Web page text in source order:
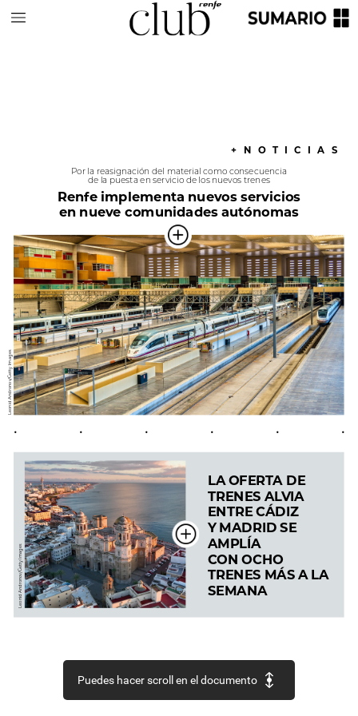
Leonid
Andronov/Getty
Images
+NOTICIAS
LAOFERTA DE
TRENES ALVIA
ENTRECÁDIZ
Y MADRID SE
AMPLÍA
CON OCHO
TRENES MÁS A LA
SEMANA
Renfe implementa nuevos servicios
en nueve comunidades autónomas
Por la reasignación del material como consecuencia
de la puesta en servicio de los nuevos trenes
•
•
•
•
•
•
Leonid
Andronov/Getty
Images
Puedes hacer scroll en el documento